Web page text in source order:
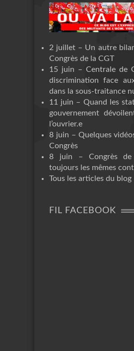
2 juillet – Un autre
Congrès de la CGT
15 juin – Centrale de
discrimination face
dans la sous-traitance
11 juin – Quand les
gouvernement
l’ouvrier.e
8 juin – Quelques
Congrès
8 juin – Congrès
toujours les mêmes
Tous les articles du blog
FIL FACEBOOK